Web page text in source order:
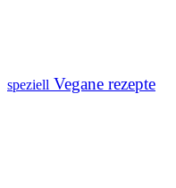
speziell Vegane rezepte